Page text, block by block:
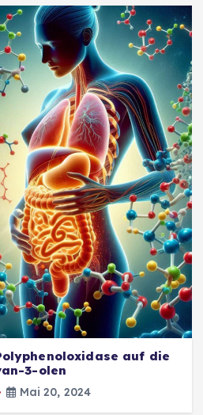
auf die
3-olen
Mai 20, 2024